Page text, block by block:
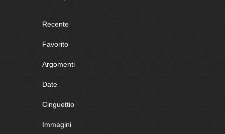
Recente
Favorito
Argomenti
Date
Cinguettio
Immagini